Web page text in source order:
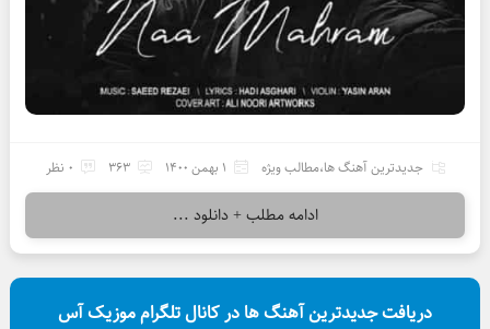
جدیدترین آهنگ ها،مطالب ویژه 1 بهمن 1400 363 0 نظر
ادامه مطلب + دانلود ...
دریافت جدیدترین آهنگ ها در کانال تلگرام موزیک آس